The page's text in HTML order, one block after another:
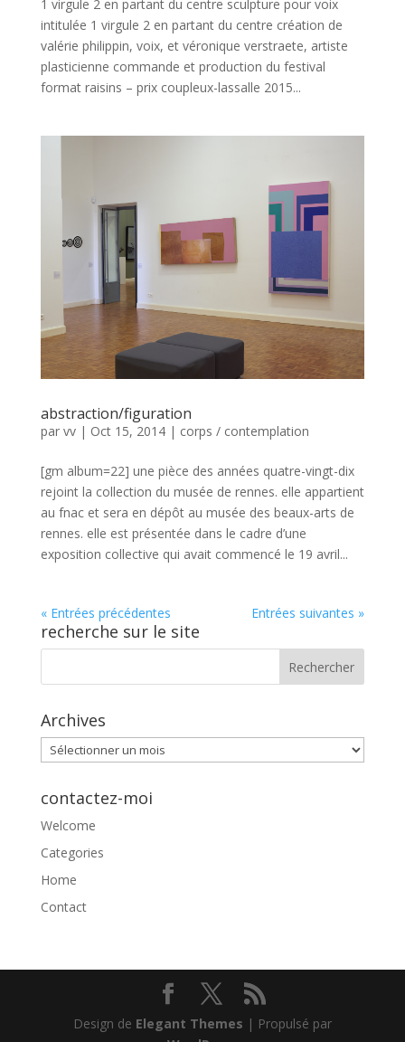
1 virgule 2 en partant du centre sculpture pour voix
intitulée 1 virgule 2 en partant du centre création de
valérie philippin, voix, et véronique verstraete, artiste
plasticienne commande et production du festival
format raisins – prix coupleux-lassalle 2015...
abstraction/figuration
par vv| Oct 15, 2014| corps / contemplation
[gm album=22] une pièce des années quatre-vingt-dix
rejoint la collection du musée de rennes. elle appartient
au fnac et sera en dépôt au musée des beaux-arts de
rennes. elle est présentée dans le cadre d’une
exposition collective qui avait commencé le 19 avril...
« Entrées précédentes Entrées suivantes »
recherche sur le site
Archives
Archives
contactez-moi
Welcome
Categories
Home
Contact
Design de Elegant Themes | Propulsé par